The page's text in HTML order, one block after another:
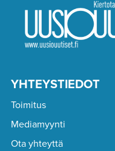
YHTEYSTIEDOT
Toimitus
Mediamyynti
Ota yhteyttä